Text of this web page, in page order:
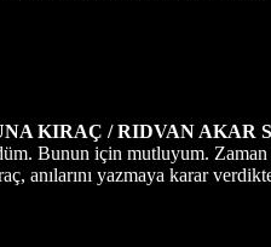
KIRAÇ / RIDVAN AKAR
Bunun için mutluyum.
anılarını yazmaya karar